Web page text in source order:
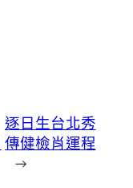
逐日生台北秀
傳健檢肖運程
→